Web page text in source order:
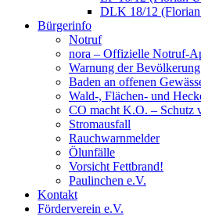
DLK 18/12
Bürgerinfo
Notruf
nora – Offizielle Notruf-
Warnung der Bevölkerung
Baden an offenen
Wald-, Flächen- und
CO macht K.O. – Schutz
Stromausfall
Rauchwarnmelder
Ölunfälle
Vorsicht Fettbrand!
Paulinchen e.V.
Kontakt
Förderverein e.V.